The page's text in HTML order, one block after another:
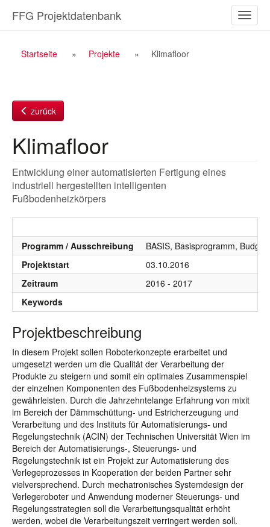
Inhalt
ein-/
FFG Projektdatenbank
Breadcrumb
Startseite Projekte Klimafloor
zurück
Klimafloor
Entwicklung einer automatisierten Fertigung eines
industriell hergestellten intelligenten
Fußbodenheizkörpers
Programm / Ausschreibung
BASIS, Basisprogramm,
Projektstart
03.10.2016
Zeitraum
2016 - 2017
Keywords
Projektbeschreibung
In diesem Projekt sollen Roboterkonzepte erarbeitet und
umgesetzt werden um die Qualität der Verarbeitung der
Produkte zu steigern und somit ein optimales Zusammenspiel
der einzelnen Komponenten des Fußbodenheizsystems zu
gewährleisten. Durch die Jahrzehntelange Erfahrung von mixit
im Bereich der Dämmschüttung- und Estricherzeugung und
Verarbeitung und des Instituts für Automatisierungs- und
Regelungstechnik (ACIN) der Technischen Universität Wien im
Bereich der Automatisierungs-, Steuerungs- und
Regelungstechnik ist ein Projekt zur Automatisierung des
Verlegeprozesses in Kooperation der beiden Partner sehr
vielversprechend. Durch mechatronisches Systemdesign der
Verlegeroboter und Anwendung moderner Steuerungs- und
Regelungsstrategien soll die Verarbeitungsqualität erhöht
werden, wobei die Verarbeitungszeit verringert werden soll.